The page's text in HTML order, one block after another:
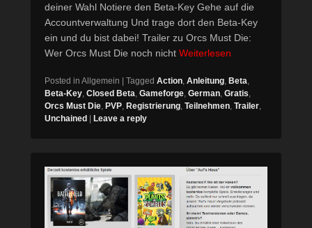
deiner Wahl Notiere den Beta-Key Gehe auf die
Accountverwaltung Und trage dort den Beta-Key
ein und du bist dabei! Trailer zu Orcs Must Die:
Wer Orcs Must Die noch nicht Weiterlesen
Posted in Allgemein | Tagged Action Anleitung Beta
Beta-Key Closed Beta Gameforge German Gratis
Orcs Must Die PVP Registrierung Teilnehmen Trailer
Unchained | Leave a reply